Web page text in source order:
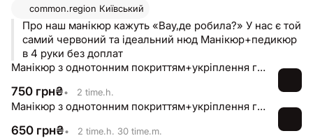
common.region Київський
Про наш манікюр кажуть «Вау,де робила?» У нас є той
самий червоний та ідеальний нюд Манікюр+педикюр
в 4 руки без доплат
Манікюр з однотонним покриттям+укріплення гелем/акригелем (коротка довжина)
750 грн₴• 2 time.h.
Манікюр з однотонним покриттям+укріплення гелем/акригелем (коротка довжина)
650 грн₴• 2 time.h. 30 time.m.